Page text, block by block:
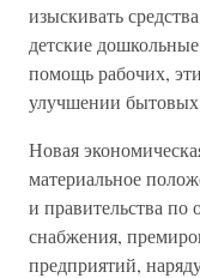
изыскивать
детские
помощь рабочих,
улучшении
Новая
материальное
и правительства по
снабжения,
предприятий,